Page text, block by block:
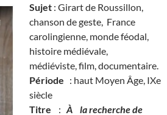
Sujet : Girart de Roussillon,
chanson de geste, France
carolingienne, monde féodal,
histoire médiévale,
médiéviste, film, documentaire.
Période : haut Moyen Âge, IXe
siècle
Titre
: À
la recherche de